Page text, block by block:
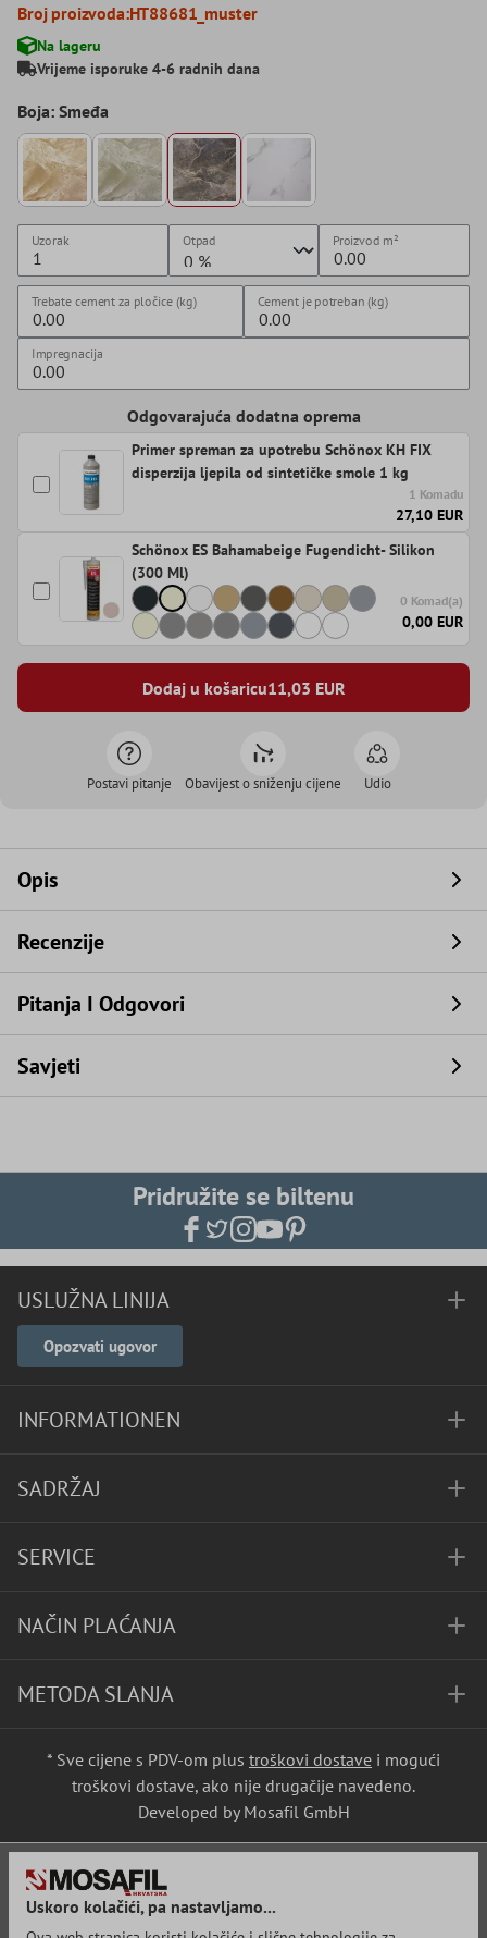
Broj proizvoda:HT88681_muster
Na lageru
Vrijeme isporuke 4-6 radnih dana
Boja: Smeđa
Uzorak Otpad Proizvod m²
Trebate cement za pločice (kg) Cement je potreban (kg)
Impregnacija
Odgovarajuća dodatna oprema
Primer spreman za upotrebu Schönox KH FIX
disperzija ljepila od sintetičke smole 1 kg
1 Komadu
27,10 EUR
Schönox ES Bahamabeige Fugendicht- Silikon
(300 Ml)
0 Komad(a)
0,00 EUR
Dodaj u košaricu11,03 EUR
Postavi pitanje Obavijest o sniženju cijene Udio
Opis
Recenzije
Pitanja I Odgovori
Savjeti
Pridružite se biltenu
USLUŽNA LINIJA
Opozvati ugovor
INFORMATIONEN
SADRŽAJ
SERVICE
NAČIN PLAĆANJA
METODA SLANJA
* Sve cijene s PDV-om plus troškovi dostave i mogući
troškovi dostave, ako nije drugačije navedeno.
Developed by Mosafil GmbH
Uskoro kolačići, pa nastavljamo...